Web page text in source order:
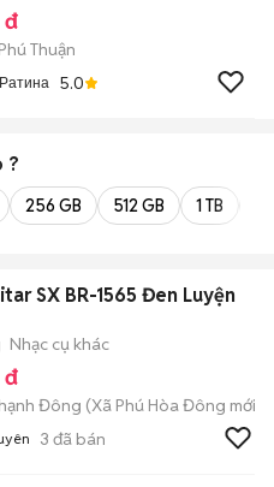
đ
Thuận
5.0
?
256 GB 512 GB 1 TB
SX BR-1565 Đen Luyện
Nhạc cụ khác
đ
Đông (Xã Phú Hòa Đông mới)
3 đã bán